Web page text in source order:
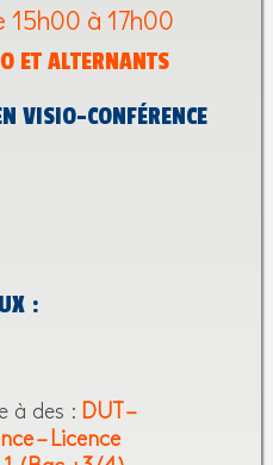
à 17h00
ET ALTERNANTS
VISIO-CONFÉRENCE
:
à des : DUT –
– Licence